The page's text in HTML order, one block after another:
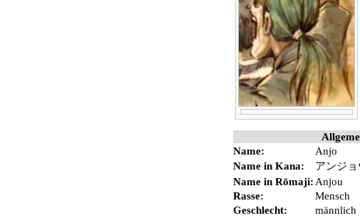
Name:
Anjo
Name in Kana:
アンジョ
Name in Rōmaji: Anjou
Rasse:
Mensch
Geschlecht:
männlich